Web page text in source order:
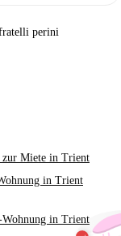
perini
zur Miete in Trient
in Trient
in Trient